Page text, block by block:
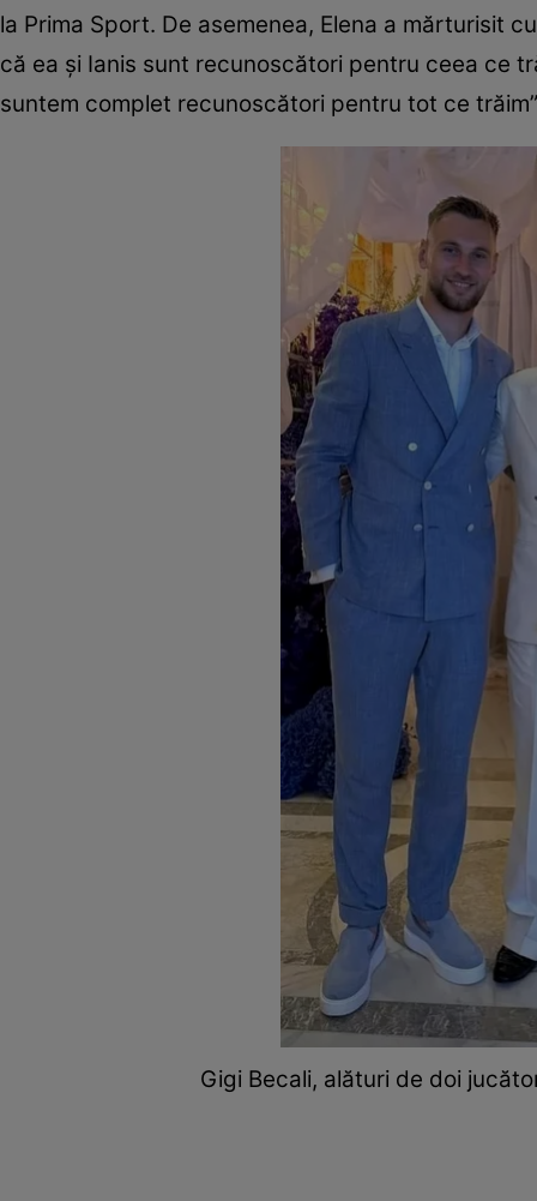
la Prima Sport. De asemenea, Elena a mărturisit
că ea și Ianis sunt recunoscători pentru ceea ce
suntem complet recunoscători pentru tot ce
Gigi Becali, alături de doi